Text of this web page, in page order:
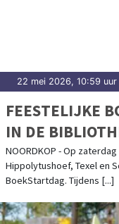
22 mei 2026, 10:59 uur
FEESTELIJKE
IN DE
NOORDKOP - Op
Hippolytushoef, Texel en
BoekStartdag. Tijdens [...]